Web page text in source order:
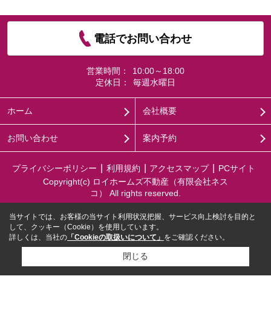
電話でお問い合わせ
営業時間：
10:00～18:00
定休日：
毎週水曜日
ホーム 会社概要
お問い合わせ 案内予約
プライバシーポリシー 利用規約 アクセスマップ
PCサイト
Copyright(c) ロイホームズ不動産（有限会社ネス
コ） All rights reserved.
当サイトでは、お客様の当サイト利用状況把握、サービス向上検討を目的と
して、クッキー（Cookie）を使用しています。
詳しくは、当社の 「Cookieの取扱いについて」 をご確認ください。
閉じる